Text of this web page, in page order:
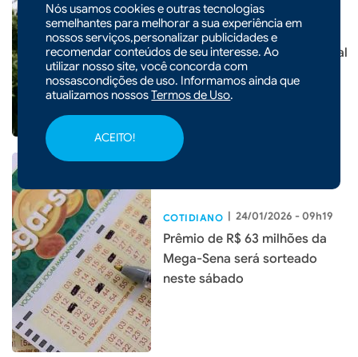
Nós usamos cookies e outras tecnologias
semelhantes para melhorar a sua experiência em
nossos serviços,personalizar publicidades e
recomendar conteúdos de seu interesse. Ao
utilizar nosso site, você concorda com
nossascondições de uso. Informamos ainda que
atualizamos nossosTermos de Uso.
ACEITO!
COTIDIANO | 20/02/2026 - 10h10
Receita exonera auditor alvo
de operação da Polícia Federal
COTIDIANO | 24/01/2026 - 09h19
Prêmio de R$ 63 milhões da
Mega-Sena será sorteado
neste sábado